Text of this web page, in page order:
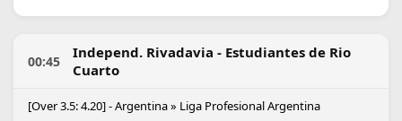
00:45
Independ. Rivadavia - Estudiantes de Rio
Cuarto
[Over 3.5: 4.20] - Argentina » Liga Profesional Argentina